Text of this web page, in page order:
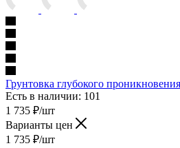
Грунтовка глубокого
Есть в наличии: 101
1 735 ₽/шт
Варианты цен
1 735 ₽/шт